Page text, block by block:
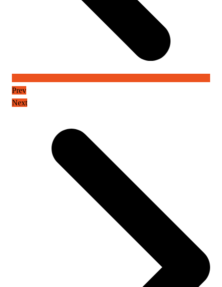
Prev
Next